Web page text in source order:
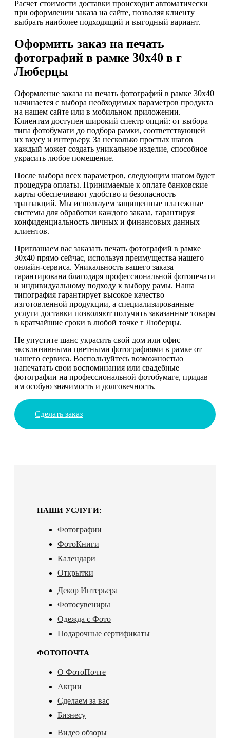
Расчет стоимости доставки происходит автоматически
при оформлении заказа на сайте, позволяя клиенту
выбрать наиболее подходящий и выгодный вариант.
Оформить заказ на печать
фотографий в рамке 30х40 в г
Люберцы
Оформление заказа на печать фотографий в рамке 30х40
начинается с выбора необходимых параметров продукта
на нашем сайте или в мобильном приложении.
Клиентам доступен широкий спектр опций: от выбора
типа фотобумаги до подбора рамки, соответствующей
их вкусу и интерьеру. За несколько простых шагов
каждый может создать уникальное изделие, способное
украсить любое помещение.
После выбора всех параметров, следующим шагом будет
процедура оплаты. Принимаемые к оплате банковские
карты обеспечивают удобство и безопасность
транзакций. Мы используем защищенные платежные
системы для обработки каждого заказа, гарантируя
конфиденциальность личных и финансовых данных
клиентов.
Приглашаем вас заказать печать фотографий в рамке
30х40 прямо сейчас, используя преимущества нашего
онлайн-сервиса. Уникальность вашего заказа
гарантирована благодаря профессиональной фотопечати
и индивидуальному подходу к выбору рамы. Наша
типография гарантирует высокое качество
изготовленной продукции, а специализированные
услуги доставки позволяют получить заказанные товары
в кратчайшие сроки в любой точке г Люберцы.
Не упустите шанс украсить свой дом или офис
эксклюзивными цветными фотографиями в рамке от
нашего сервиса. Воспользуйтесь возможностью
напечатать свои воспоминания или свадебные
фотографии на профессиональной фотобумаге, придав
им особую значимость и долговечность.
Сделать заказ
НАШИ УСЛУГИ:
Фотографии
ФотоКниги
Календари
Открытки
Декор Интерьера
Фотосувениры
Одежда с Фото
Подарочные сертификаты
ФОТОПОЧТА
О ФотоПочте
Акции
Сделаем за вас
Бизнесу
Видео обзоры